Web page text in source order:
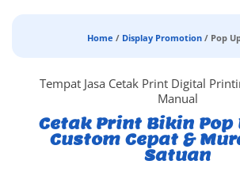
Home / Display Promotion / Pop
Tempat Jasa Cetak Print Digital
Manual
Cetak Print Bikin Pop
Custom Cepat &
Satuan